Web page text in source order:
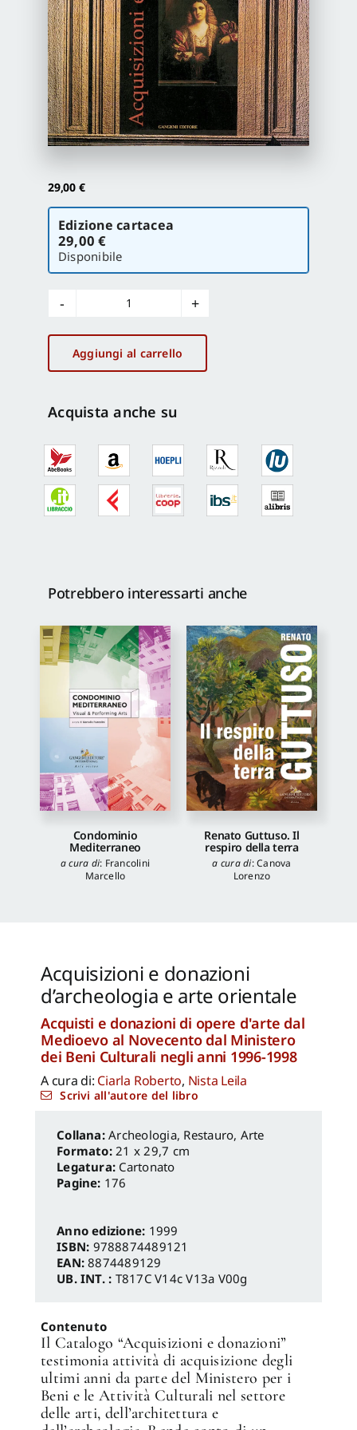
Proposte di pubblicazione
Gangemi Editore
Newsletter
29,00 €
Scegli
versione
Edizione cartacea
29,00 €
Disponibile
Acquisizioni
e
donazioni
d'archeologia
arte
quantità
Aggiungi al carrello
Acquista anche su
Potrebbero interessarti anche
Condominio
Mediterraneo
a cura di: Francolini
Marcello
Renato Guttuso. Il
respiro della terra
a cura di:Canova
Lorenzo
Acquisizioni e donazioni
d’archeologia e arte orientale
Acquisti e donazioni di opere d'arte dal
Medioevo al Novecento dal Ministero
dei Beni Culturali negli anni 1996-1998
A cura di: Ciarla Roberto, Nista Leila
Scrivi all'autore del libro
Archeologia, Restauro, Arte
Formato: 21 x 29,7 cm
Legatura: Cartonato
Pagine: 176
Anno edizione: 1999
ISBN: 9788874489121
EAN:8874489129
UB. INT. : T817C V14c V13a V00g
Contenuto
Il Catalogo “Acquisizioni e donazioni”
testimonia attività di acquisizione degli
ultimi anni da parte del Ministero per i
Beni e le Attività Culturali nel settore
delle arti, dell’architettura e